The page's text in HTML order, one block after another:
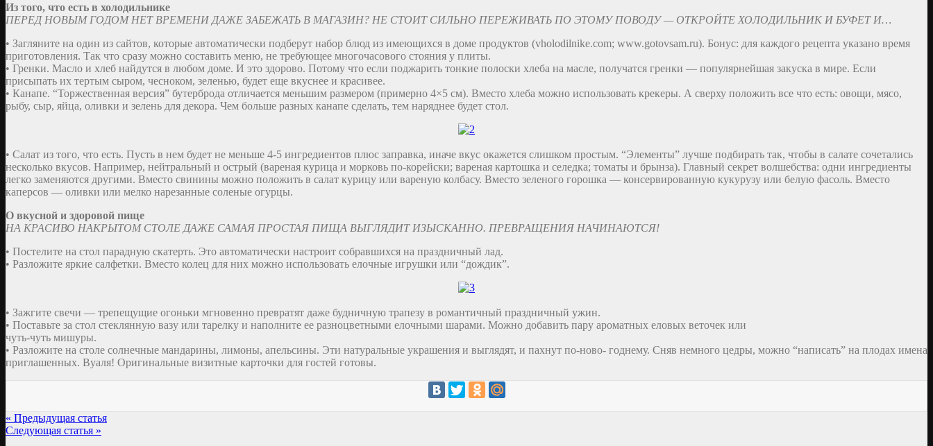
Из того, что есть в холодильнике
ПЕРЕД НОВЫМ ГОДОМ НЕТ ВРЕМЕНИ ДАЖЕ ЗАБЕЖАТЬ В МАГАЗИН? НЕ СТОИТ СИЛЬНО ПЕРЕЖИВАТЬ ПО ЭТОМУ ПОВОДУ — ОТКРОЙТЕ ХОЛОДИЛЬНИК И БУФЕТ И…
• Загляните на один из сайтов, которые автоматически подберут набор блюд из имеющихся в доме продуктов (vholodilnike.com; www.gotovsam.ru). Бонус: для каждого рецепта указано время
приготовления. Так что сразу можно составить меню, не требующее многочасового стояния у плиты.
• Гренки. Масло и хлеб найдутся в любом доме. И это здорово. Потому что если поджарить тонкие полоски хлеба на масле, получатся гренки — популярнейшая закуска в мире. Если
присыпать их тертым сыром, чесноком, зеленью, будет еще вкуснее и красивее.
• Канапе. “Торжественная версия” бутерброда отличается меньшим размером (примерно 4×5 см). Вместо хлеба можно использовать крекеры. А сверху положить все что есть: овощи, мясо,
рыбу, сыр, яйца, оливки и зелень для декора. Чем больше разных канапе сделать, тем наряднее будет стол.
• Салат из того, что есть. Пусть в нем будет не меньше 4-5 ингредиентов плюс заправка, иначе вкус окажется слишком простым. “Элементы” лучше подбирать так, чтобы в салате сочетались
несколько вкусов. Например, нейтральный и острый (вареная курица и морковь по-корейски; вареная картошка и селедка; томаты и брынза). Главный секрет волшебства: одни ингредиенты
легко заменяются другими. Вместо свинины можно положить в салат курицу или вареную колбасу. Вместо зеленого горошка — консервированную кукурузу или белую фасоль. Вместо
каперсов — оливки или мелко нарезанные соленые огурцы.
О вкусной и здоровой пище
НА КРАСИВО НАКРЫТОМ СТОЛЕ ДАЖЕ САМАЯ ПРОСТАЯ ПИЩА ВЫГЛЯДИТ ИЗЫСКАННО. ПРЕВРАЩЕНИЯ НАЧИНАЮТСЯ!
• Постелите на стол парадную скатерть. Это автоматически настроит собравшихся на праздничный лад.
• Разложите яркие салфетки. Вместо колец для них можно использовать елочные игрушки или “дождик”.
• Зажгите свечи — трепещущие огоньки мгновенно превратят даже будничную трапезу в романтичный праздничный ужин.
• Поставьте за стол стеклянную вазу или тарелку и наполните ее разноцветными елочными шарами. Можно добавить пару ароматных еловых веточек или
чуть-чуть мишуры.
• Разложите на столе солнечные мандарины, лимоны, апельсины. Эти натуральные украшения и выглядят, и пахнут по-ново- годнему. Сняв немного цедры, можно “написать” на плодах имена
приглашенных. Вуаля! Оригинальные визитные карточки для гостей готовы.
« Предыдущая статья
Следующая статья »